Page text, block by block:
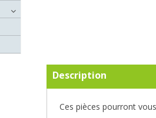
Description
Ces pièces pourront